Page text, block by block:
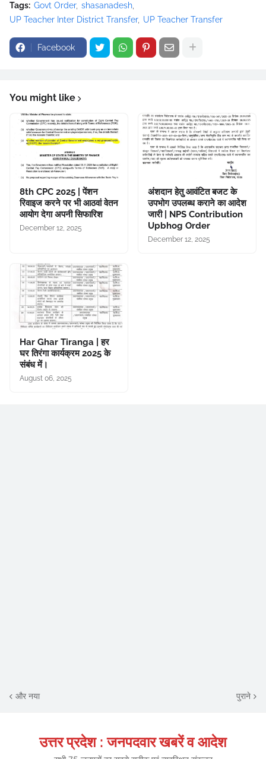
Tags: Govt Order shasanadesh
UP Teacher Inter District Transfer
UP Teacher Transfer
Facebook
You might like
8th CPC 2025 | पेंशन
रिवाइज करने पर भी आठवां वेतन
आयोग देगा अपनी सिफारिश
December 12, 2025
अंशदान हेतु आवंटित बजट के
उपभोग उपलब्ध कराने का आदेश
जारी | NPS Contribution
Upbhog Order
December 12, 2025
Har Ghar Tiranga | हर
घर तिरंगा कार्यक्रम 2025 के
संबंध में।
August 06, 2025
और नया पुराने
उत्तर प्रदेश : जनपदवार खबरें व आदेश